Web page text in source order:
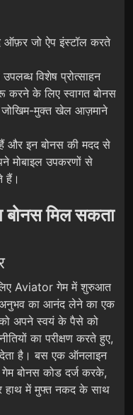
ऑफ़र जो ऐप इंस्टॉल करते
विशेष प्रोत्साहन
करने के लिए स्वागत बोनस
जोखिम-मुक्त खेल आज़माने
और इन बोनस की मदद से
मोबाइल उपकरणों से
हैं।
मिल सकता
लिए Aviator गेम में शुरुआत
अनुभव का आनंद लेने का एक
को अपने स्वयं के पैसे को
का परीक्षण करते हुए,
है। बस एक ऑनलाइन
बोनस कोड दर्ज करके,
में मुफ्त नकद के साथ